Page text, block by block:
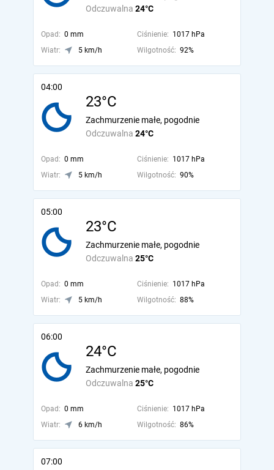
Odczuwalna 24°C
Opad: 0 mm Ciśnienie: 1017 hPa
Wiatr:
5 km/h Wilgotność: 92%
04:00
23°C
Odczuwalna 24°C
Zachmurzenie małe, pogodnie
Opad: 0 mm Ciśnienie: 1017 hPa
Wiatr:
5 km/h Wilgotność: 90%
05:00
23°C
Odczuwalna 25°C
Zachmurzenie małe, pogodnie
Opad: 0 mm Ciśnienie: 1017 hPa
Wiatr:
5 km/h Wilgotność: 88%
06:00
24°C
Odczuwalna 25°C
Zachmurzenie małe, pogodnie
Opad: 0 mm Ciśnienie: 1017 hPa
Wiatr:
6 km/h Wilgotność: 86%
07:00